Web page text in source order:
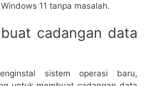
11 tanpa masalah.
cadangan data
sistem operasi baru,